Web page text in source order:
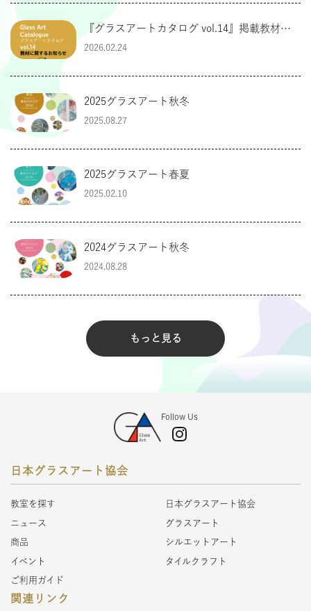
『グラスアートカタログ vol.14』掲載教材に
関するお知らせ
2026.02.24
2025グラスアート秋冬
2025.08.27
2025グラスアート春夏
2025.02.10
2024グラスアート秋冬
2024.08.28
もっと見る
Follow Us
日本グラスアート協会
教室を探す
ニュース
商品
イベント
ご利用ガイド
日本グラスアート協会
グラスアート
シルエットアート
タイルクラフト
関連リンク